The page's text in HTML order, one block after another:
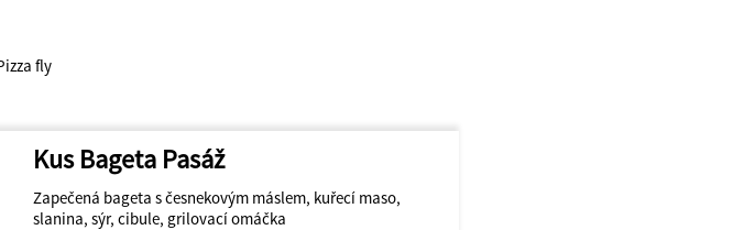
Kus Bageta Pasáž
Zapečená bageta s česnekovým máslem, kuřecí maso,
slanina, sýr, cibule, grilovací omáčka